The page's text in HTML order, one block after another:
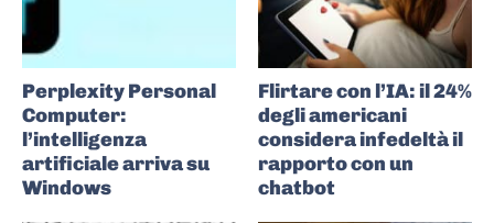
Perplexity Personal
Computer:
l’intelligenza
artificiale arriva su
Windows
Flirtare con l’IA: il 24%
degli americani
considera infedeltà il
rapporto con un
chatbot